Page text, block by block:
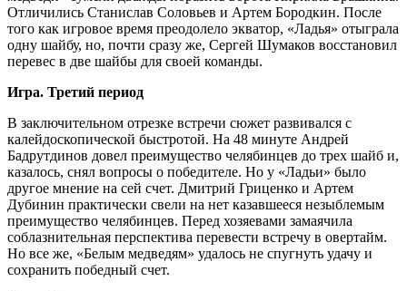
Отличились Станислав Соловьев и Артем Бородкин. После
того как игровое время преодолело экватор, «Ладья» отыграла
одну шайбу, но, почти сразу же, Сергей Шумаков восстановил
перевес в две шайбы для своей команды.
Игра. Третий период
В заключительном отрезке встречи сюжет развивался с
калейдоскопической быстротой. На 48 минуте Андрей
Бадрутдинов довел преимущество челябинцев до трех шайб и,
казалось, снял вопросы о победителе. Но у «Ладьи» было
другое мнение на сей счет. Дмитрий Гриценко и Артем
Дубинин практически свели на нет казавшееся незыблемым
преимущество челябинцев. Перед хозяевами замаячила
соблазнительная перспектива перевести встречу в овертайм.
Но все же, «Белым медведям» удалось не спугнуть удачу и
сохранить победный счет.